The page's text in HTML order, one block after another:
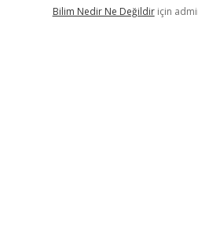
Bilim Nedir Ne Değildiriçin